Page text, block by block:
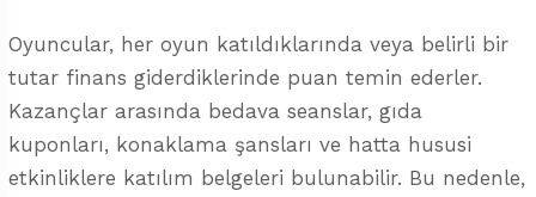
Oyuncular, her oyun katıldıklarında veya belirli bir
tutar finans giderdiklerinde puan temin ederler.
Kazançlar arasında bedava seanslar, gıda
kuponları, konaklama şansları ve hatta hususi
etkinliklere katılım belgeleri bulunabilir. Bu nedenle,